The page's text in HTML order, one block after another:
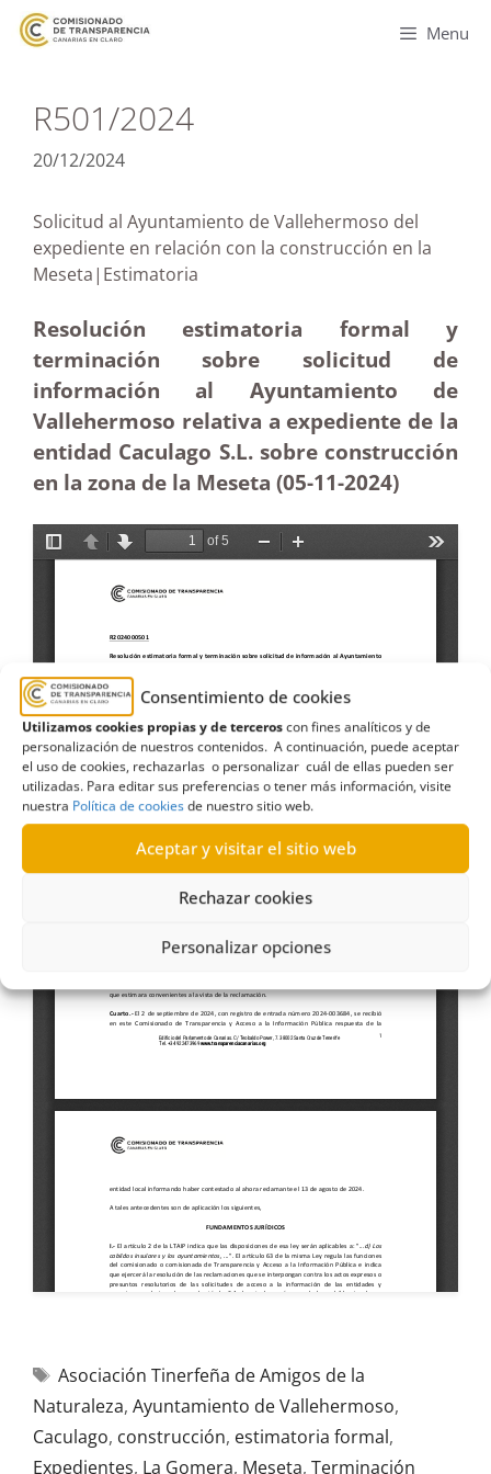
Consentimiento de cookies
Utilizamos cookies propias y de terceroscon fines analíticos y de
personalización de nuestros contenidos. A continuación, puede aceptar
el uso de cookies, rechazarlas o personalizar cuál de ellas pueden ser
utilizadas. Para editar sus preferencias o tener más información, visite
nuestra Política de cookiesde nuestro sitio web.
Aceptar y visitar el sitio web
Rechazar cookies
Personalizar opciones
Menu
R501/2024
20/12/2024
Solicitud al Ayuntamiento de Vallehermoso del
expediente en relación con la construcción en la
Meseta|Estimatoria
Resolución estimatoria formal y
terminación sobre solicitud de
información al Ayuntamiento de
Vallehermoso relativa a expediente de la
entidad Caculago S.L. sobre construcción
en la zona de la Meseta (05-11-2024)
Asociación Tinerfeña de Amigos de la
Naturaleza, Ayuntamiento de Vallehermoso,
Caculago, construcción, estimatoria formal,
Expedientes, La Gomera, Meseta, Terminación